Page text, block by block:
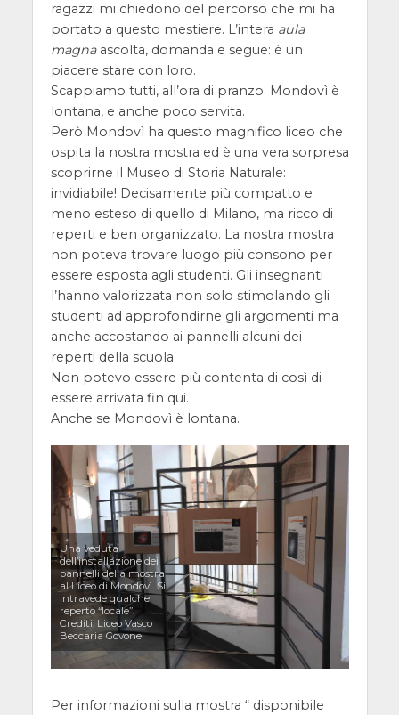
ragazzi mi chiedono del percorso che mi ha
portato a questo mestiere. L’intera aula
magnaascolta, domanda e segue: è un
piacere stare con loro.
Scappiamo tutti, all’ora di pranzo. Mondovì è
lontana, e anche poco servita.
Però Mondovì ha questo magnifico liceo che
ospita la nostra mostra ed è una vera sorpresa
scoprirne il Museo di Storia Naturale:
invidiabile! Decisamente più compatto e
meno esteso di quello di Milano, ma ricco di
reperti e ben organizzato. La nostra mostra
non poteva trovare luogo più consono per
essere esposta agli studenti. Gli insegnanti
l’hanno valorizzata non solo stimolando gli
studenti ad approfondirne gli argomenti ma
anche accostando ai pannelli alcuni dei
reperti della scuola.
Non potevo essere più contenta di così di
essere arrivata fin qui.
Anche se Mondovì è lontana.
Una veduta
dell’installazione dei
pannelli della mostra
al Liceo di Mondovì. Si
intravede qualche
reperto “locale”.
Crediti: Liceo Vasco
Beccaria Govone
Per informazioni sulla mostra “ disponibile